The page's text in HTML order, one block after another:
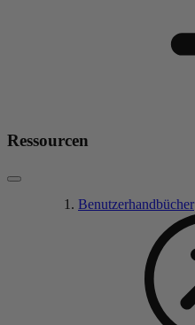
Ressourcen
Benutzerhandbücher